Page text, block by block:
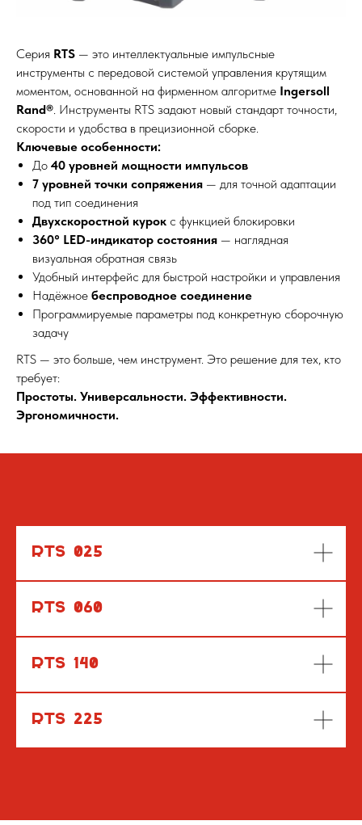
Серия RTS — это интеллектуальные импульсные
инструменты с передовой системой управления крутящим
моментом, основанной на фирменном алгоритме Ingersoll
Rand®. Инструменты RTS задают новый стандарт точности,
скорости и удобства в прецизионной сборке.
Ключевые особенности:
До 40 уровней мощности импульсов
7 уровней точки сопряжения — для точной адаптации
под тип соединения
Двухскоростной курок с функцией блокировки
360° LED-индикатор состояния — наглядная
визуальная обратная связь
Удобный интерфейс для быстрой настройки и управления
Надёжное беспроводное соединение
Программируемые параметры под конкретную сборочную
задачу
RTS — это больше, чем инструмент. Это решение для тех, кто
требует:
Простоты. Универсальности. Эффективности.
Эргономичности.
RTS 025
RTS 060
RTS 140
RTS 225